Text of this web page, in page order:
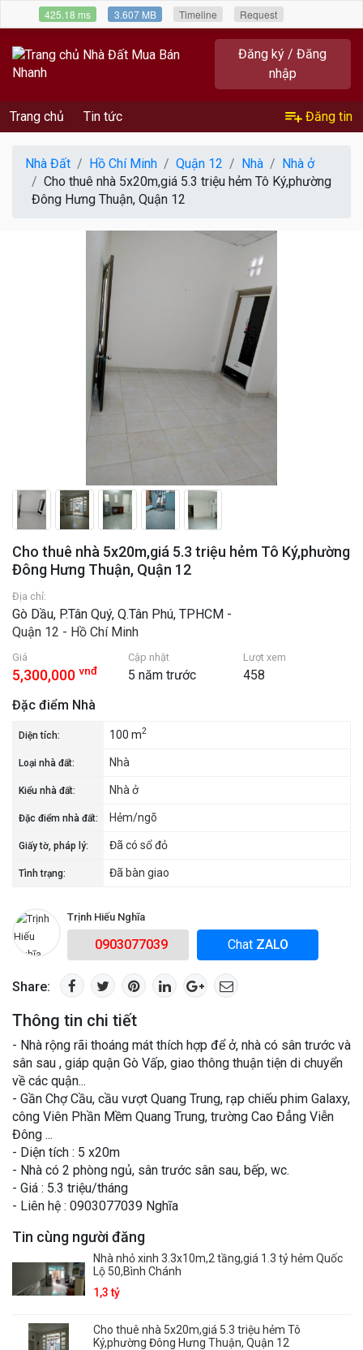
Đăng ký / Đăng
nhập
Trang chủ Tin tức Đăng tin
Nhà Đất Hồ Chí Minh Quận 12 Nhà
Nhà ở
Cho thuê nhà 5x20m,giá 5.3 triệu hẻm Tô Ký,phường
Đông Hưng Thuận, Quận 12
Cho thuê nhà 5x20m,giá 5.3 triệu hẻm Tô Ký,phường
Đông Hưng Thuận, Quận 12
Địa chỉ:
Gò Dầu, P.Tân Quý, Q.Tân Phú, TPHCM -
Quận 12 - Hồ Chí Minh
Giá
5,300,000 vnđ
Cập nhật
5 năm trước
Lượt xem
458
Đặc điểm Nhà
Diện tích: 100 m2
Loại nhà đất: Nhà
Kiểu nhà đất: Nhà ở
Đặc điểm nhà đất: Hẻm/ngõ
Giấy tờ, pháp lý: Đã có sổ đỏ
Tình trạng: Đã bàn giao
Trịnh Hiếu Nghĩa
0903077039 Chat ZALO
Share:
Thông tin chi tiết
- Nhà rộng rãi thoáng mát thích hợp để ở, nhà có sân trước và
sân sau , giáp quận Gò Vấp, giao thông thuận tiện di chuyển
về các quận...
- Gần Chợ Cầu, cầu vượt Quang Trung, rạp chiếu phim Galaxy,
công Viên Phần Mềm Quang Trung, trường Cao Đẳng Viễn
Đông ...
- Diện tích : 5 x20m
- Nhà có 2 phòng ngủ, sân trước sân sau, bếp, wc.
- Giá : 5.3 triệu/tháng
- Liên hệ : 0903077039 Nghĩa
Tin cùng người đăng
Nhà nhỏ xinh 3.3x10m,2 tầng,giá 1.3 tỷ hẻm Quốc
Lộ 50,Bình Chánh
1,3 tỷ
Cho thuê nhà 5x20m,giá 5.3 triệu hẻm Tô
Ký,phường Đông Hưng Thuận, Quận 12
425.18 ms 3.607 MB Timeline Request